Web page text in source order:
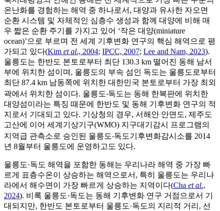
온난화를 경험하는 해역 중 하나로서, 대양과 유사한 자오면
순환 시스템 및 자체적인 심층수 생성과 함께 대양에 비해 매
우 짧은 순환 주기를 가지고 있어 ‘작은 대양(miniature
ocean)’으로 부르며 전 세계 기후변화 연구의 핵심 해역으로 평
가되고 있다(Kim et al., 2004; IPCC, 2007; Lee and Nam, 2023).
울릉도는 한반도 본토로부터 최단 130.3 km 떨어진 동해 남서
부에 위치한 섬이며, 울릉도의 부속 섬인 독도는 울릉도로부터
최단 87.4 km 남동쪽에 위치한 대한민국 본토로부터 가장 최외
곽에서 위치한 섬이다. 울릉도‧독도는 동해 한복판에 위치한
대양섬이라는 특징 때문에 한반도 및 동해 기후변화 연구의 적
지로서 기대되고 있다. 기상청의 경우, 서해안 안면도, 제주도
고산에 이어 세계기상기구(WMO) 지구대기감시 프로그램의
지역급 관측소로 승인된 울릉도‧독도기후변화감시소를 2014
년 8월부터 울릉도에 운영하고도 있다.
울릉도·독도 해역을 포함한 동해는 우리나라 해역 중 가장 빠
르게 표층수온이 상승하는 해역으로서, 특히 울릉도는 우리나
라에서 해수면이 가장 빠르게 상승하는 지역이다(Cha et al.,
2024). 비록 울릉도·독도는 동해 기후변화 연구 거점으로서 기
대되지만, 한반도 본토로부터 울릉도·독도의 지리적 거리, 선